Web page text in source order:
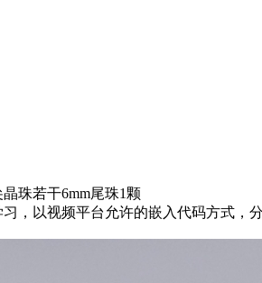
珠若干6mm尾珠1颗
，以视频平台允许的嵌入代码方式，